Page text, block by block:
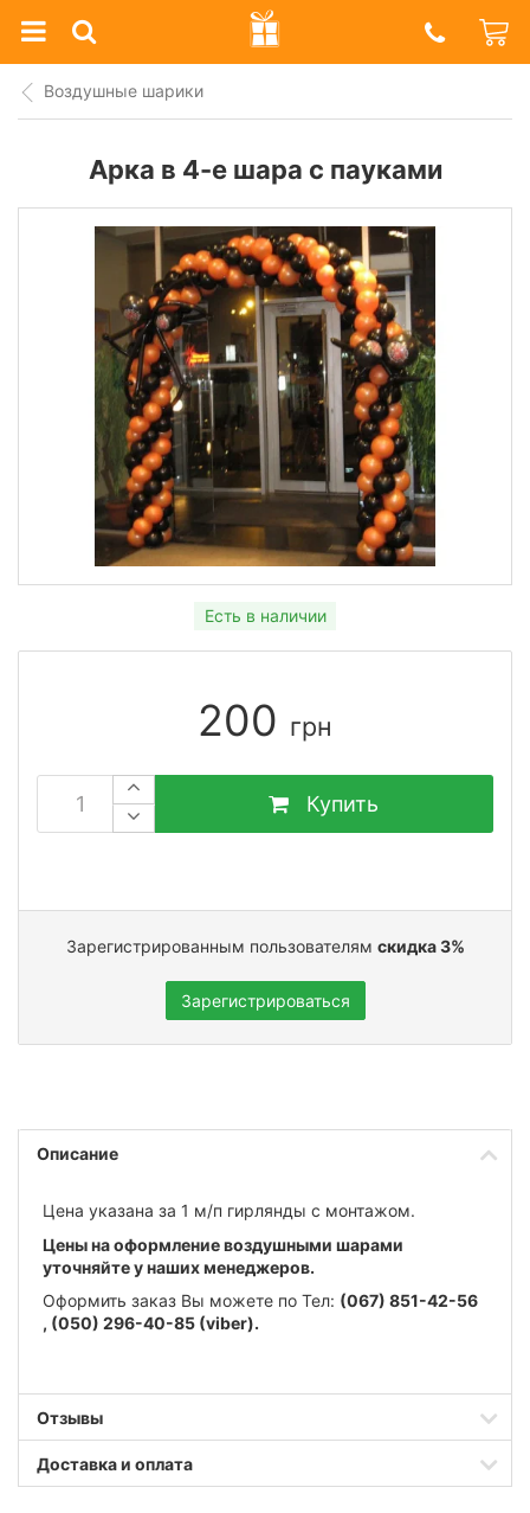
Prazdnik
Shop
Воздушные шарики
Арка в 4-е шара с пауками
Есть в наличии
200 грн
Купить
Зарегистрированным пользователям скидка 3%
Зарегистрироваться
Описание
Цена указана за 1 м/п гирлянды с монтажом.
Цены на оформление воздушными шарами
уточняйте у наших менеджеров.
Оформить заказ Вы можете по Тел: (067) 851-42-56
, (050) 296-40-85 (viber).
Отзывы
Доставка и оплата